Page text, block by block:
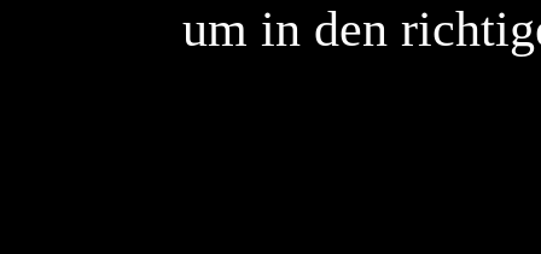
um in den